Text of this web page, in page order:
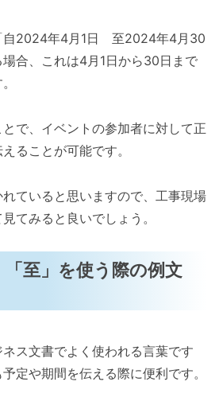
自2024年4月1日 至2024年4月30
合、これは4月1日から30日まで
で、イベントの参加者に対して正
ることが可能です。
ていると思いますので、工事現場
てみると良いでしょう。
「至」を使う際の例文
ネス文書でよく使われる言葉です
定や期間を伝える際に便利です。